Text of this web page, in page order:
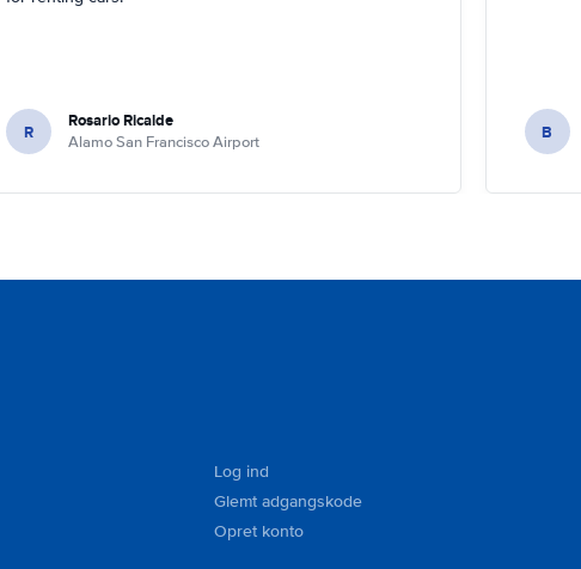
R Rosario Ricalde
Alamo San Francisco Airport B
Log ind
Glemt adgangskode
Opret konto